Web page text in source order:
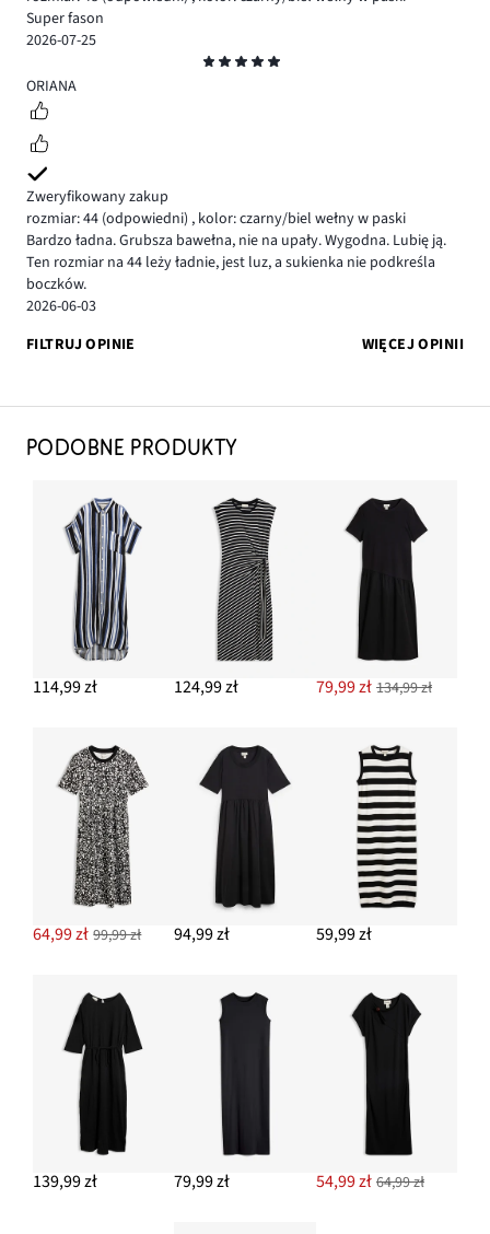
Super fason
2026-07-25
5
ORIANA
Zweryfikowany zakup
rozmiar: 44 (odpowiedni) , kolor: czarny/biel wełny w paski
Bardzo ładna. Grubsza bawełna, nie na upały. Wygodna. Lubię ją.
Ten rozmiar na 44 leży ładnie, jest luz, a sukienka nie podkreśla
boczków.
2026-06-03
FILTRUJ OPINIE
WIĘCEJ OPINII
PODOBNE PRODUKTY
114,99 zł 124,99 zł 79,99 zł 134,99 zł
64,99 zł 99,99 zł 94,99 zł 59,99 zł
139,99 zł 79,99 zł 54,99 zł 64,99 zł